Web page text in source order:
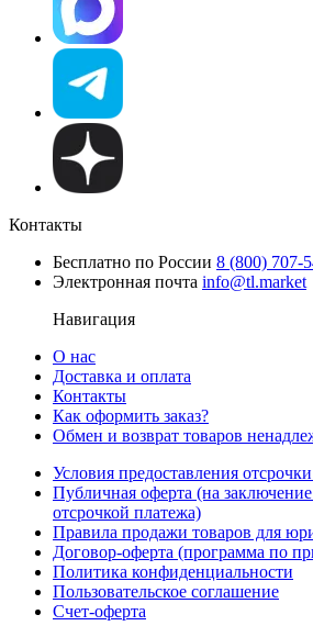
Контакты
Бесплатно по России 8 (800) 707-
Электронная почта info@tl.market
Навигация
О нас
Доставка и оплата
Контакты
Как оформить заказ?
Обмен и возврат товаров
Условия предоставления
Публичная оферта (на
отсрочкой платежа)
Правила продажи товаров для
Договор-оферта (программа по
Политика конфиденциальности
Пользовательское соглашение
Счет-оферта